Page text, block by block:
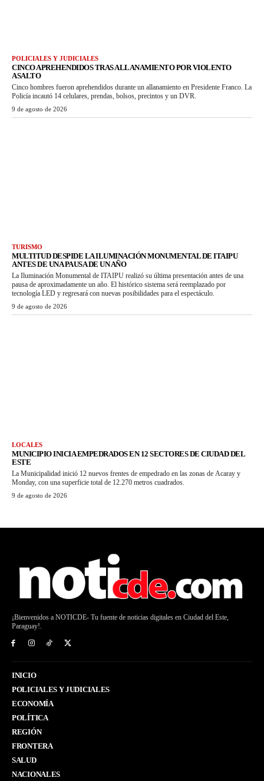
POLICIALES Y JUDICIALES
CINCO APREHENDIDOS TRAS ALLANAMIENTO POR VIOLENTO
ASALTO
Cinco hombres fueron aprehendidos durante un allanamiento en Presidente Franco. La
Policía incautó 14 celulares, prendas, bolsos, precintos y un DVR.
9 de agosto de 2026
TURISMO
MULTITUD DESPIDE LA ILUMINACIÓN MONUMENTAL DE ITAIPU
ANTES DE UNA PAUSA DE UN AÑO
La Iluminación Monumental de ITAIPU realizó su última presentación antes de una
pausa de aproximadamente un año. El histórico sistema será reemplazado por
tecnología LED y regresará con nuevas posibilidades para el espectáculo.
9 de agosto de 2026
LOCALES
MUNICIPIO INICIA EMPEDRADOS EN 12 SECTORES DE CIUDAD DEL
ESTE
La Municipalidad inició 12 nuevos frentes de empedrado en las zonas de Acaray y
Monday, con una superficie total de 12.270 metros cuadrados.
9 de agosto de 2026
¡Bienvenidos a NOTICDE- Tu fuente de noticias digitales en Ciudad del Este,
Paraguay!.
INICIO
POLICIALES Y JUDICIALES
ECONOMÍA
POLÍTICA
REGIÓN
FRONTERA
SALUD
NACIONALES